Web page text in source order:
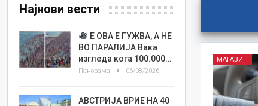
МАГАЗИН
Најнови вести
Е ОВА Е ГУЖВА, А НЕ
ВО ПАРАЛИЈА Вака
изгледа кога 100.000…
Панорама 06/08/2026
АВСТРИЈА ВРИЕ НА 40